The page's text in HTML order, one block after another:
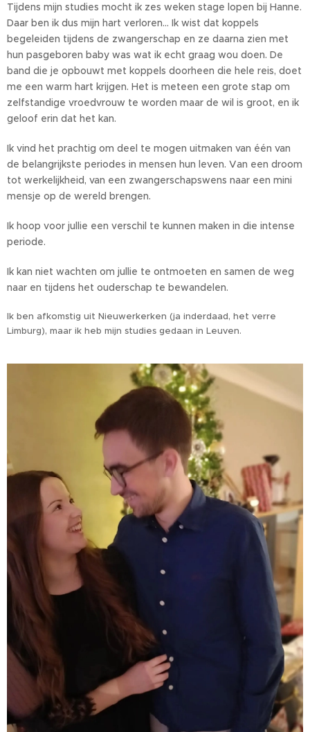
Tijdens mijn studies mocht ik zes weken stage lopen bij Hanne.
Daar ben ik dus mijn hart verloren... Ik wist dat koppels
begeleiden tijdens de zwangerschap en ze daarna zien met
hun pasgeboren baby was wat ik echt graag wou doen. De
band die je opbouwt met koppels doorheen die hele reis, doet
me een warm hart krijgen. Het is meteen een grote stap om
zelfstandige vroedvrouw te worden maar de wil is groot, en ik
geloof erin dat het kan.
Ik vind het prachtig om deel te mogen uitmaken van één van
de belangrijkste periodes in mensen hun leven. Van een droom
tot werkelijkheid, van een zwangerschapswens naar een mini
mensje op de wereld brengen.
Ik hoop voor jullie een verschil te kunnen maken in die intense
periode.
Ik kan niet wachten om jullie te ontmoeten en samen de weg
naar en tijdens het ouderschap te bewandelen.
Ik ben afkomstig uit Nieuwerkerken (ja inderdaad, het verre
Limburg), maar ik heb mijn studies gedaan in Leuven.